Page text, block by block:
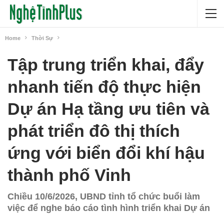
Home Thời Sự
Tập trung triển khai, đẩy
nhanh tiến độ thực hiện
Dự án Hạ tầng ưu tiên và
phát triển đô thị thích
ứng với biển đổi khí hậu
thành phố Vinh
Chiều 10/6/2026, UBND tỉnh tổ chức buổi làm
việc để nghe báo cáo tình hình triển khai Dự án